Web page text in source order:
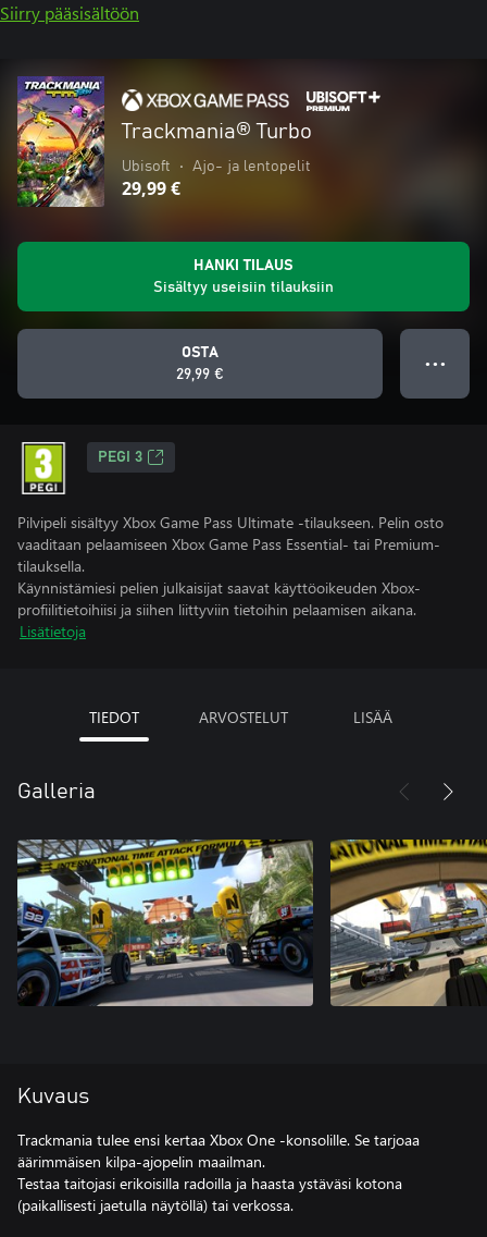
Siirry pääsisältöön
Trackmania® Turbo
Ubisoft • Ajo- ja lentopelit
29,99 €
HANKI TILAUS
Sisältyy useisiin tilauksiin
OSTA
29,99 €
● ● ●
PEGI 3
Pilvipeli sisältyy Xbox Game Pass Ultimate -tilaukseen. Pelin osto
vaaditaan pelaamiseen Xbox Game Pass Essential- tai Premium-
tilauksella.
Käynnistämiesi pelien julkaisijat saavat käyttöoikeuden Xbox-
profiilitietoihiisi ja siihen liittyviin tietoihin pelaamisen aikana.
Lisätietoja
TIEDOT ARVOSTELUT LISÄÄ
Galleria
Kuvaus
Trackmania tulee ensi kertaa Xbox One -konsolille. Se tarjoaa
äärimmäisen kilpa-ajopelin maailman.
Testaa taitojasi erikoisilla radoilla ja haasta ystäväsi kotona
(paikallisesti jaetulla näytöllä) tai verkossa.